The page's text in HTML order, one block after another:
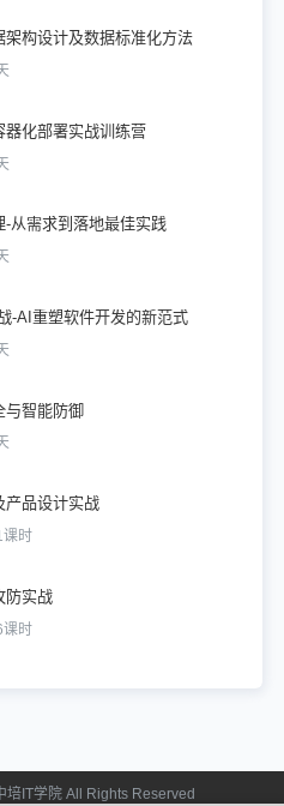
架构设计及数据标准化方法
器化部署实战训练营
-从需求到落地最佳实践
-AI重塑软件开发的新范式
与智能防御
产品设计实战
课时
防实战
课时
IT学院 All Rights Reserved